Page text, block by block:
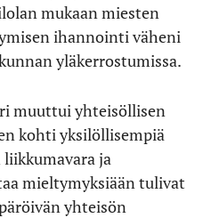
mukaan miesten
ihannointi väheni
yläkerrostumissa.
muuttui yhteisöllisen
kohti yksilöllisempiä
ja
mieltymyksiään tulivat
yhteisön